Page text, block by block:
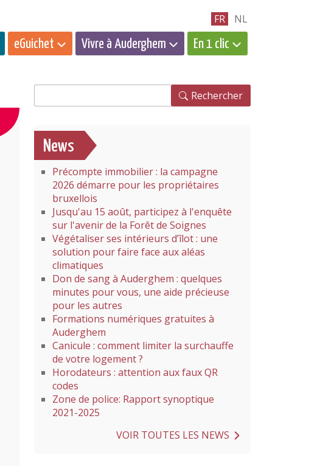
FR NL
eGuichet Vivre à Auderghem En 1 clic
Rechercher
News
Précompte immobilier : la campagne
2026 démarre pour les propriétaires
bruxellois
Jusqu'au 15 août, participez à l'enquête
sur l'avenir de la Forêt de Soignes
Végétaliser ses intérieurs d’îlot : une
solution pour faire face aux aléas
climatiques
Don de sang à Auderghem : quelques
minutes pour vous, une aide précieuse
pour les autres
Formations numériques gratuites à
Auderghem
Canicule : comment limiter la surchauffe
de votre logement ?
Horodateurs : attention aux faux QR
codes
Zone de police: Rapport synoptique
2021-2025
VOIR TOUTES LES NEWS